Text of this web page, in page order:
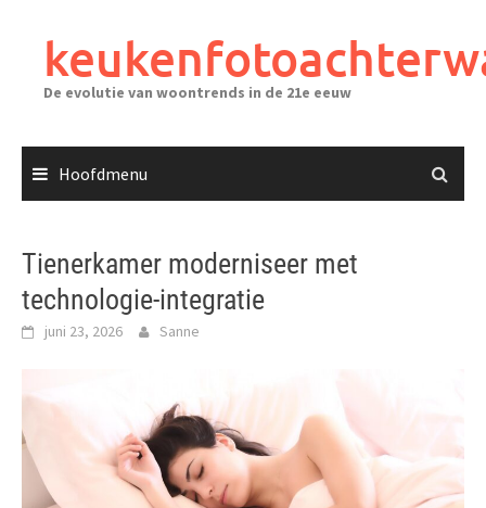
inhoudDe evolutie van woontrends in de 21e eeuw
Hoofdmenu
Tienerkamer moderniseer met
technologie-integratie
juni 23, 2026 Sanne